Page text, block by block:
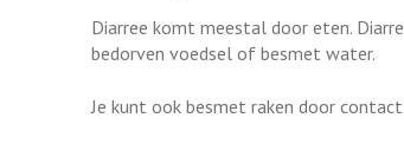
Diarree komt meestal door eten.
bedorven voedsel of besmet water.
Je kunt ook besmet raken door